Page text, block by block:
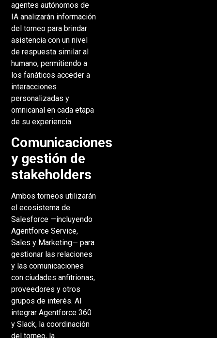
agentes autónomos de
IA analizarán información
del torneo para brindar
asistencia con un nivel
de respuesta similar al
humano, permitiendo a
los fanáticos acceder a
interacciones
personalizadas y
omnicanal en cada etapa
de su experiencia.
Comunicaciones
y gestión de
stakeholders
Ambos torneos utilizarán
el ecosistema de
Salesforce —incluyendo
Agentforce Service,
Sales y Marketing— para
gestionar las relaciones
y las comunicaciones
con ciudades anfitrionas,
proveedores y otros
grupos de interés. Al
integrar Agentforce 360
y Slack, la coordinación
del torneo, la